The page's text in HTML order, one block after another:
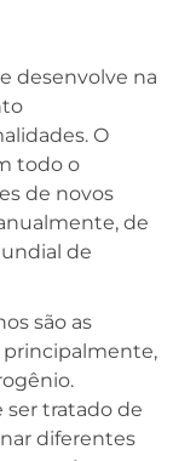
desenvolve na
O
todo o
de novos
de
de
são as
principalmente,
ser tratado de
diferentes